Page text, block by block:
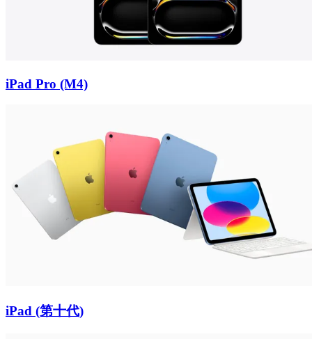
iPad Pro (M4)
iPad (第十代)